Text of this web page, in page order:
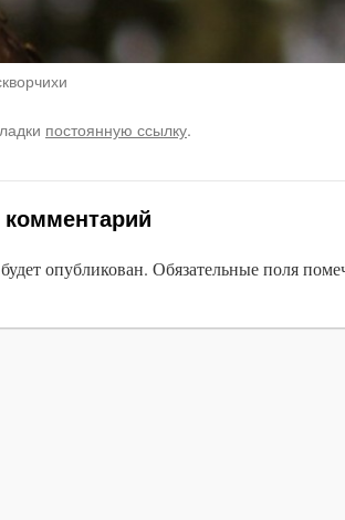
постоянную ссылку.
опубликован. Обязательные поля